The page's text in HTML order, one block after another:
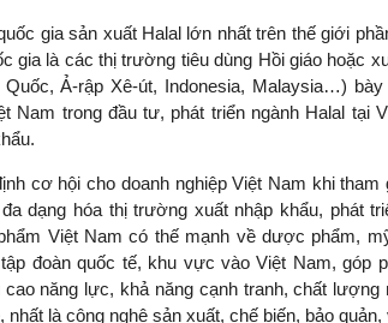
gia sản xuất Halal lớn nhất trên thế giới
gia là các thị trường tiêu dùng Hồi giáo hoặc
Ả-rập Xê-út, Indonesia, Malaysia…)
Nam trong đầu tư, phát triển ngành Halal tại
cơ hội cho doanh nghiệp Việt Nam khi
dạng hóa thị trường xuất nhập khẩu, phát
Việt Nam có thế mạnh về dược phẩm,
đoàn quốc tế, khu vực vào Việt Nam, góp
cao năng lực, khả năng cạnh tranh, chất
nhất là công nghệ sản xuất, chế biến, bảo